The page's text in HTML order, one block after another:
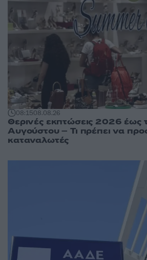
08:1508.08.26
Θερινές εκπτώσεις 2026 έως
Αυγούστου – Τι πρέπει να
καταναλωτές